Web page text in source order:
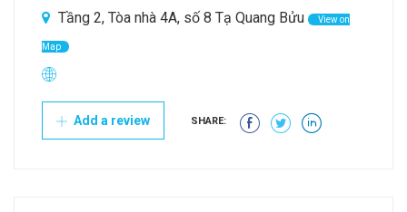
Tầng 2, Tòa nhà 4A, số 8 Tạ Quang Bửu View on
Map
Add a review SHARE: